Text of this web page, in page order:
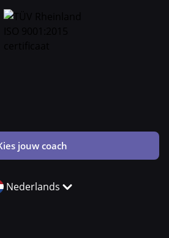
jouw coach
Nederlands